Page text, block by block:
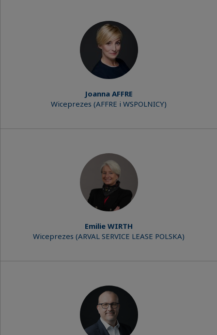
Joanna AFFRE
Wiceprezes (AFFRE i WSPOLNICY)
Emilie WIRTH
Wiceprezes (ARVAL SERVICE LEASE POLSKA)